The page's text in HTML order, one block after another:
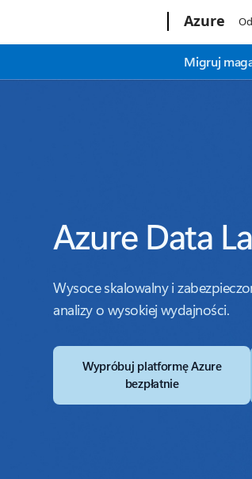
Azure
Migruj
Azure Data
Wysoce skalowalny i
analizy o wysokiej wydajności.
Wypróbuj platformę Azure
bezpłatnie